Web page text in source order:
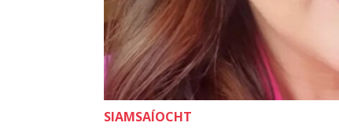
SIAMSAÍOCHT